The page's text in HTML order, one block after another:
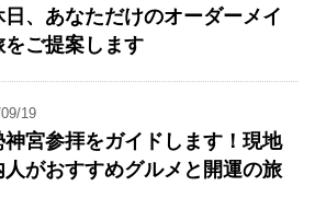
日、あなただけのオーダーメイ
をご提案します
19
神宮参拝をガイドします！現地
人がおすすめグルメと開運の旅